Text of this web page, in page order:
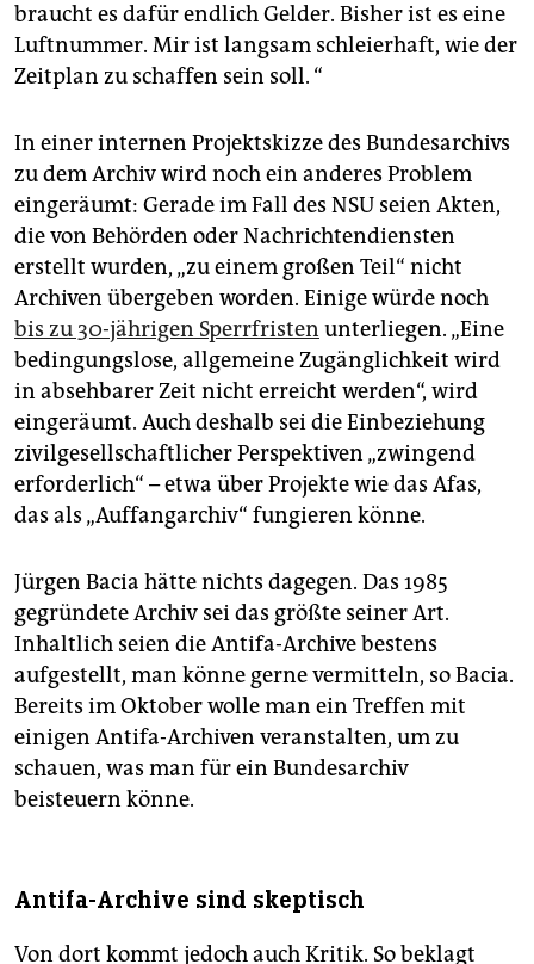
braucht es dafür endlich Gelder. Bisher ist es eine
Luftnummer. Mir ist langsam schleierhaft, wie der
Zeitplan zu schaffen sein soll. “
In einer internen Projektskizze des Bundesarchivs
zu dem Archiv wird noch ein anderes Problem
eingeräumt: Gerade im Fall des NSU seien Akten,
die von Behörden oder Nachrichtendiensten
erstellt wurden, „zu einem großen Teil“ nicht
Archiven übergeben worden. Einige würde noch
bis zu 30-jährigen Sperrfristen unterliegen. „Eine
bedingungslose, allgemeine Zugänglichkeit wird
in absehbarer Zeit nicht erreicht werden“, wird
eingeräumt. Auch deshalb sei die Einbeziehung
zivilgesellschaftlicher Perspektiven „zwingend
erforderlich“ – etwa über Projekte wie das Afas,
das als „Auffangarchiv“ fungieren könne.
Jürgen Bacia hätte nichts dagegen. Das 1985
gegründete Archiv sei das größte seiner Art.
Inhaltlich seien die Antifa-Archive bestens
aufgestellt, man könne gerne vermitteln, so Bacia.
Bereits im Oktober wolle man ein Treffen mit
einigen Antifa-Archiven veranstalten, um zu
schauen, was man für ein Bundesarchiv
beisteuern könne.
Antifa-Archive sind skeptisch
Von dort kommt jedoch auch Kritik. So beklagt